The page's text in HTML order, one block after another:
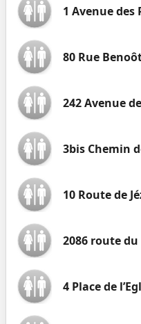
1 Avenue des
80 Rue
242 Avenue
3bis Chemin
10 Route de
2086 route du
4 Place de